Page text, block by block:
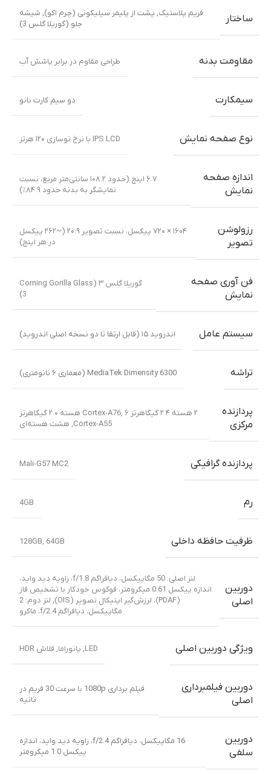
ساختار فریم پلاستیک, پشت از پلیمر سیلیکونی (چرم اکو), شیشه
جلو (گوریلا گلس 3)
مقاومت بدنه طراحی مقاوم در برابر پاشش آب
سیمکارت دو سیم کارت نانو
نوع صفحه نمایش IPS LCD با نرخ نوسازی ۱۲۰ هرتز
اندازه صفحه
نمایش
۶.۷ اینچ (حدود ۱۰۸.۲ سانتی‌متر مربع، نسبت
نمایشگر به بدنه حدود ۸۴.۹٪)
رزولوشن
تصویر
۱۶۰۴ × ۷۲۰ پیکسل، نسبت تصویر ۲۰:۹ (~۲۶۲ پیکسل
در هر اینچ)
فن آوری صفحه
نمایش
گوریلا گلس ۳ (Corning Gorilla Glass
3)
سیستم عامل اندروید ۱۵ (قابل ارتقا تا دو نسخه اصلی اندروید)
تراشه MediaTek Dimensity 6300 (معماری ۶ نانومتری)
پردازنده
مرکزی
۲ هسته ۲.۴ گیگاهرتز Cortex-A76 ,
۶ هسته ۲.۰ گیگاهرتز
Cortex-A55
, هشت هسته‌ای
پردازنده گرافیکی Mali-G57 MC2
رم 4GB
ظرفیت حافظه داخلی 128GB, 64GB
دوربین
اصلی
لنز اصلی: 50 مگاپیکسل، دیافراگم f/1.8، زاویه دید واید،
اندازه پیکسل 0.61 میکرومتر، فوکوس خودکار با تشخیص فاز
(PDAF)، لرزش‌گیر اپتیکال تصویر (OIS)
,
لنز دوم: 2
مگاپیکسل، دیافراگم f/2.4، ماکرو
ویژگی دوربین اصلی LED
, پانوراما, فلاش HDR
دوربین فیلمبرداری
اصلی
فیلم برداری 1080p با سرعت 30 فریم در
ثانیه
دوربین
سلفی
16 مگاپیکسل، دیافراگم f/2.4، زاویه دید واید، اندازه
پیکسل 1.0 میکرومتر